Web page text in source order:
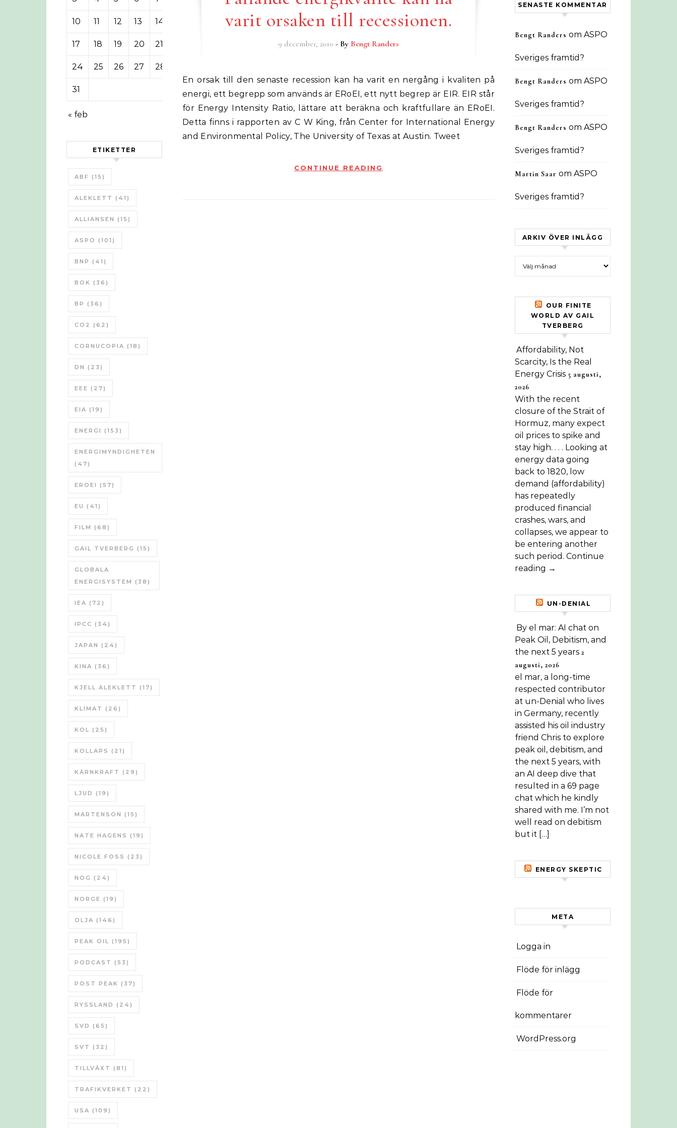
10 11 12 13 14
17 18 19 20 21
24 25 26 27 28
31
« feb
ETIKETTER
ABF (15)
ALEKLETT (41)
ALLIANSEN (15)
ASPO (101)
BNP (41)
BOK (36)
BP (36)
CO2 (62)
CORNUCOPIA (18)
DN (23)
EEE (27)
EIA (19)
ENERGI (153)
ENERGIMYNDIGHETEN
(47)
EROEI (57)
EU (41)
FILM (68)
GAIL TVERBERG (15)
GLOBALA
ENERGISYSTEM (38)
IEA (72)
IPCC (34)
JAPAN (24)
KINA (36)
KJELL ALEKLETT (17)
KLIMAT (26)
KOL (25)
KOLLAPS (21)
KÄRNKRAFT (29)
LJUD (19)
MARTENSON (15)
NATE HAGENS (19)
NICOLE FOSS (23)
NOG (24)
NORGE (19)
OLJA (146)
PEAK OIL (195)
PODCAST (53)
POST PEAK (37)
RYSSLAND (24)
SVD (65)
SVT (32)
TILLVÄXT (81)
TRAFIKVERKET (22)
USA (109)
varit orsaken till recessionen.
9 december, 2010 - By Bengt Randers
En orsak till den senaste recession kan ha varit en nergång i kvaliten på
energi, ett begrepp som används är ERoEI, ett nytt begrep är EIR. EIR står
för Energy Intensity Ratio, lättare att beräkna och kraftfullare än ERoEI.
Detta finns i rapporten av C W King, från Center for International Energy
and Environmental Policy, The University of Texas at Austin. Tweet
CONTINUE READING
SENASTE KOMMENTAR
Bengt Randers om ASPO
Sveriges framtid?
Bengt Randers om ASPO
Sveriges framtid?
Bengt Randers om ASPO
Sveriges framtid?
Martin Saar om ASPO
Sveriges framtid?
ARKIV ÖVER INLÄGG
OUR FINITE
WORLD AV GAIL
TVERBERG
Affordability, Not
Scarcity, Is the Real
Energy Crisis 5 augusti,
2026
With the recent
closure of the Strait of
Hormuz, many expect
oil prices to spike and
stay high. . . . Looking at
energy data going
back to 1820, low
demand (affordability)
has repeatedly
produced financial
crashes, wars, and
collapses, we appear to
be entering another
such period. Continue
reading →
UN-DENIAL
By el mar: AI chat on
Peak Oil, Debitism, and
the next 5 years 2
augusti, 2026
el mar, a long-time
respected contributor
at un-Denial who lives
in Germany, recently
assisted his oil industry
friend Chris to explore
peak oil, debitism, and
the next 5 years, with
an AI deep dive that
resulted in a 69 page
chat which he kindly
shared with me. I’m not
well read on debitism
but it […]
ENERGY SKEPTIC
META
Logga in
Flöde för inlägg
Flöde för
kommentarer
WordPress.org